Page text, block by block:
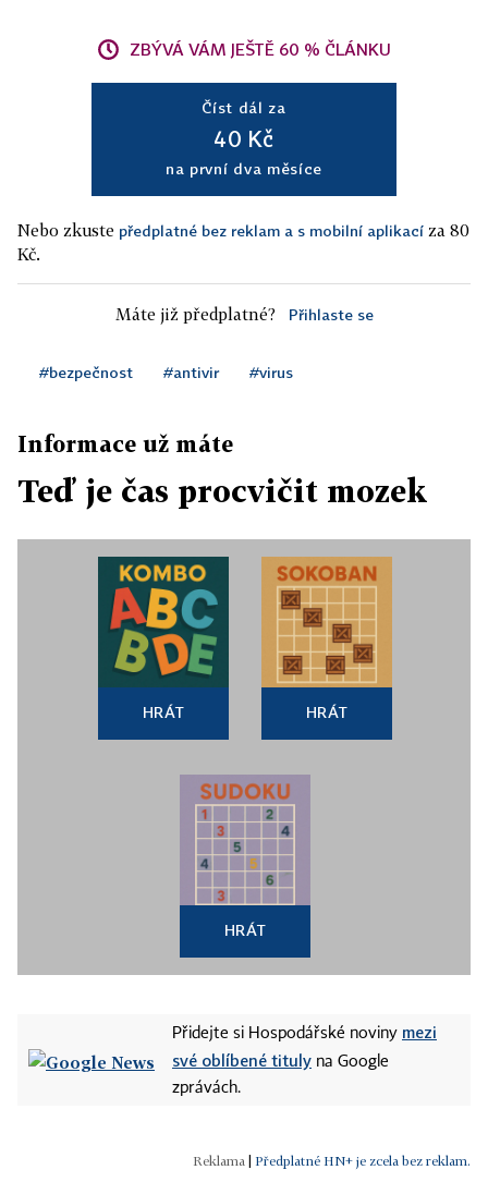
ZBÝVÁ VÁM JEŠTĚ 60 % ČLÁNKU
Číst dál za
40 Kč
na první dva měsíce
Nebo zkuste předplatné bez reklam a s mobilní aplikací za 80
Kč.
Máte již předplatné? Přihlaste se
#bezpečnost #antivir #virus
Informace už máte
Teď je čas procvičit mozek
HRÁT HRÁT
HRÁT
Přidejte si Hospodářské noviny mezi
své oblíbené tituly na Google
zprávách.
Předplatné HN+ je zcela bez reklam.